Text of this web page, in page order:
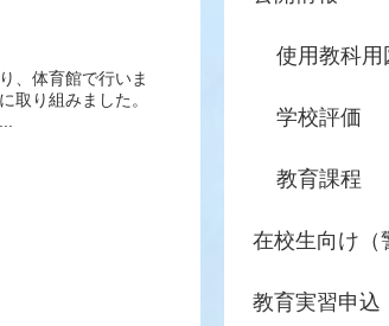
、体育館で行いま
取り組みました。
使用教科用
学校評価
教育課程
在校生向け（
教育実習申込